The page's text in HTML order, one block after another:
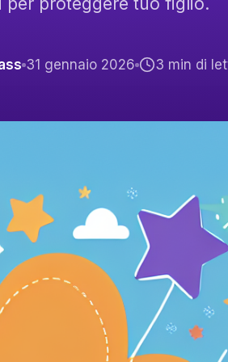
31 gennaio 2026 3 min di